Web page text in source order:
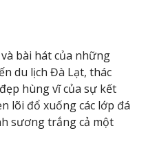
bài hát của những
du lịch Đà Lạt, thác
hùng vĩ của sự kết
lõi đổ xuống các lớp đá
sương trắng cả một